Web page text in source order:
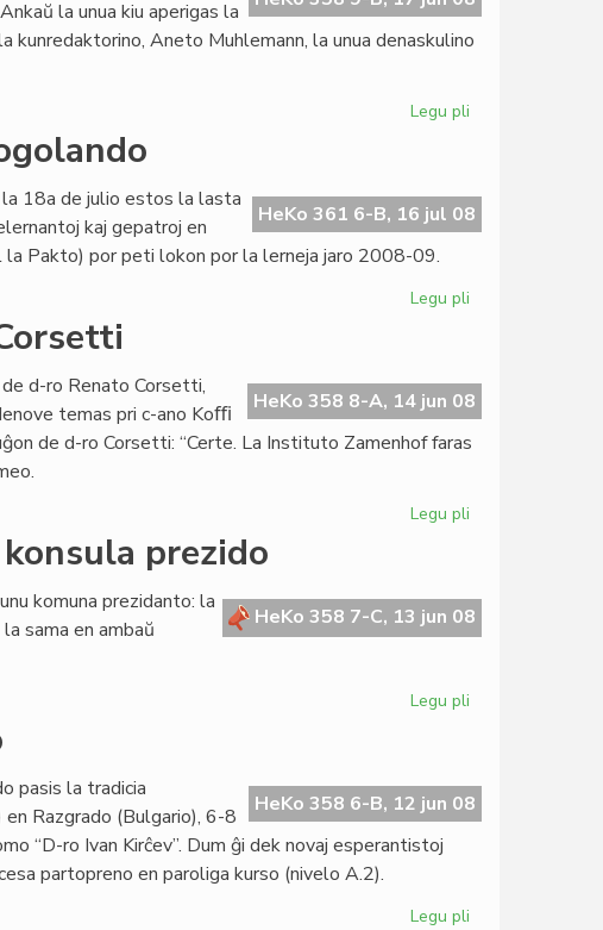
la unua kiu aperigas la
Aneto Muhlemann, la unua denaskulino
Legu pli
de
Heroldo
HeKo 361 6-B, 16 jul 08
18a de julio estos la lasta
kaj gepatroj en
Pakto) por peti lokon por la lerneja jaro 2008-09.
Legu pli
lernojaro
en
Togolando
HeKo 358 8-A, 14 jun 08
d-ro Renato Corsetti,
temas pri c-ano Koﬃ
de d-ro Corsetti: “Certe. La Instituto Zamenhof faras
Legu pli
al
Corsetti
prezido
HeKo 358 7-C, 13 jun 08
komuna prezidanto: la
sama en ambaŭ
Legu pli
de
la
HeKo 358 6-B, 12 jun 08
pasis la tradicia
Razgrado (Bulgario), 6-8
“D-ro Ivan Kirĉev”. Dum ĝi dek novaj esperantistoj
partopreno en paroliga kurso (nivelo A.2).
Legu pli